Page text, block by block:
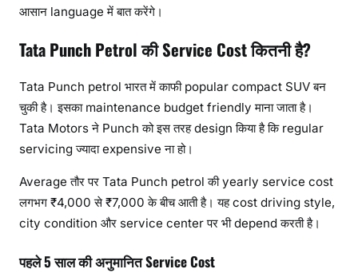
आसान language में बात करेंगे।
Tata Punch Petrol की Service Cost कितनी है?
Tata Punch petrol भारत में काफी popular compact SUV बन
चुकी है। इसका maintenance budget friendly माना जाता है।
Tata Motors ने Punch को इस तरह design किया है कि regular
servicing ज्यादा expensive ना हो।
Average तौर पर Tata Punch petrol की yearly service cost
लगभग ₹4,000 से ₹7,000 के बीच आती है। यह cost driving style,
city condition और service center पर भी depend करती है।
पहले 5 साल की अनुमानित Service Cost